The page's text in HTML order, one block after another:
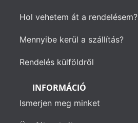
Hol vehetem át a rendelésem?
Mennyibe kerül a szállítás?
Rendelés külföldről
INFORMÁCIÓ
Ismerjen meg minket